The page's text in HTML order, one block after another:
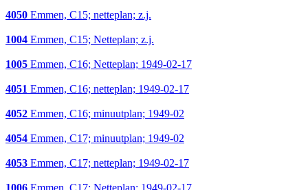
4050 Emmen, C15; netteplan; z.j.
1004 Emmen, C15; Netteplan; z.j.
1005 Emmen, C16; Netteplan; 1949-02-17
4051 Emmen, C16; netteplan; 1949-02-17
4052 Emmen, C16; minuutplan; 1949-02
4054 Emmen, C17; minuutplan; 1949-02
4053 Emmen, C17; netteplan; 1949-02-17